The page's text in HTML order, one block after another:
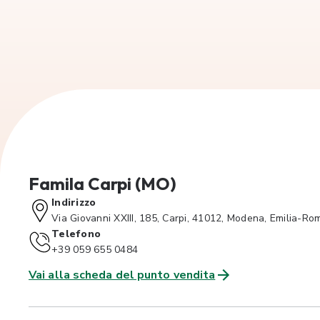
Famila Carpi (MO)
Indirizzo
Via Giovanni XXIII, 185, Carpi, 41012, Modena, Emilia-
Telefono
+39 059 655 0484
Vai alla scheda del punto vendita